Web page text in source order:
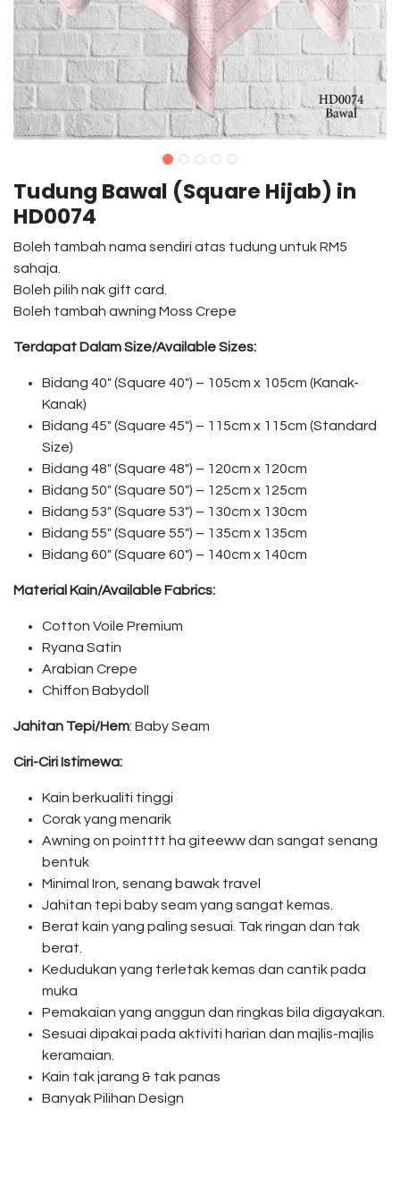
Tudung Bawal (Square Hijab) in
HD0074
Boleh tambah nama sendiri atas tudung untuk RM5
sahaja.
Boleh pilih nak gift card.
Boleh tambah awning Moss Crepe
Terdapat Dalam Size/Available Sizes:
Bidang 40″ (Square 40″) – 105cm x 105cm (Kanak-
Kanak)
Bidang 45″ (Square 45″) – 115cm x 115cm (Standard
Size)
Bidang 48″ (Square 48″) – 120cm x 120cm
Bidang 50″ (Square 50″) – 125cm x 125cm
Bidang 53″ (Square 53″) – 130cm x 130cm
Bidang 55″ (Square 55″) – 135cm x 135cm
Bidang 60″ (Square 60″) – 140cm x 140cm
Material Kain/Available Fabrics:
Cotton Voile Premium
Ryana Satin
Arabian Crepe
Chiffon Babydoll
Jahitan Tepi/Hem: Baby Seam
Ciri-Ciri Istimewa:
Kain berkualiti tinggi
Corak yang menarik
Awning on pointttt ha giteeww dan sangat senang
bentuk
Minimal Iron, senang bawak travel
Jahitan tepi baby seam yang sangat kemas.
Berat kain yang paling sesuai. Tak ringan dan tak
berat.
Kedudukan yang terletak kemas dan cantik pada
muka
Pemakaian yang anggun dan ringkas bila digayakan.
Sesuai dipakai pada aktiviti harian dan majlis-majlis
keramaian.
Kain tak jarang & tak panas
Banyak Pilihan Design